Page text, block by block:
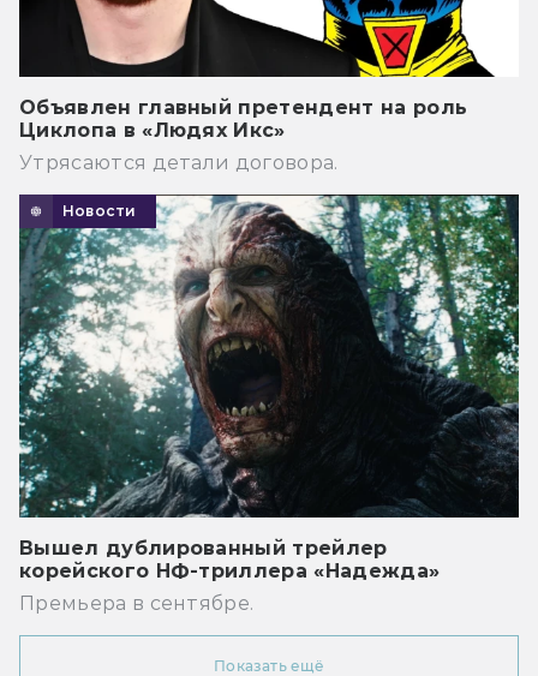
Объявлен главный претендент на роль
Циклопа в «Людях Икс»
Утрясаются детали договора.
Новости
Вышел дублированный трейлер
корейского НФ-триллера «Надежда»
Премьера в сентябре.
Показать ещё